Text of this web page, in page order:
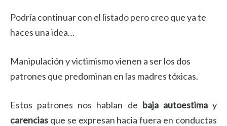
Podría continuar con el listado pero creo que ya te
haces una idea…
Manipulacióny victimismo vienen a ser los dos
patrones que predominan en las madres tóxicas.
Estos patrones nos hablan de baja autoestimay
carencias que se expresan hacia fuera en conductas